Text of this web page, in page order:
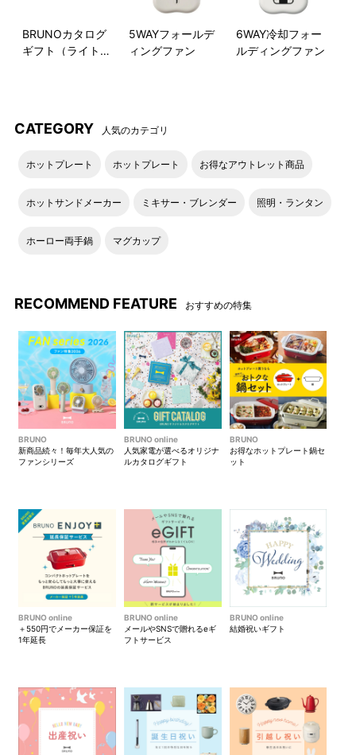
BRUNOカタログ
ギフト（ライトブ
5WAYフォールデ
ィングファン
6WAY冷却フォー
ルディングファン
CATEGORY 人気のカテゴリ
ホットプレート ホットプレート お得なアウトレット商品
ホットサンドメーカー ミキサー・ブレンダー 照明・ランタン
ホーロー両手鍋 マグカップ
RECOMMEND FEATURE おすすめの特集
BRUNO
新商品続々！毎年大人気の
ファンシリーズ
BRUNO online
人気家電が選べるオリジナ
ルカタログギフト
BRUNO
お得なホットプレート鍋セ
ット
BRUNO online
＋550円でメーカー保証を
1年延長
BRUNO online
メールやSNSで贈れるeギ
フトサービス
BRUNO online
結婚祝いギフト